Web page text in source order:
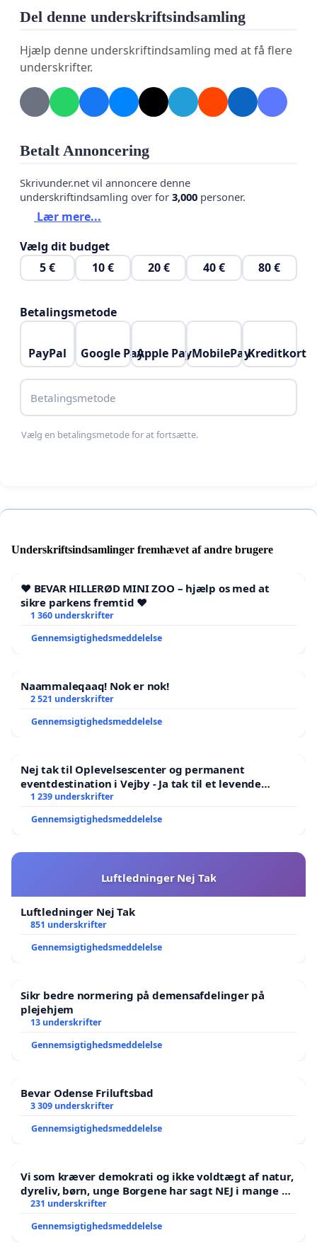
Del denne underskriftsindsamling
Hjælp denne underskriftindsamling med at få flere
underskrifter.
Betalt Annoncering
Skrivunder.net vil annoncere denne
underskriftindsamling over for 3,000 personer.
Lær mere...
Vælg dit budget
5 €
10 € 20 € 40 € 80 €
Betalingsmetode
PayPal Google PayApple PayMobilePayKreditkort
Betalingsmetode
Vælg en betalingsmetode for at fortsætte.
Underskriftsindsamlinger fremhævet af andre brugere
❤️ BEVAR HILLERØD MINI ZOO – hjælp os med at
sikre parkens fremtid ❤️
1 360 underskrifter
Gennemsigtighedsmeddelelse
Naammaleqaaq! Nok er nok!
2 521 underskrifter
Gennemsigtighedsmeddelelse
Nej tak til Oplevelsescenter og permanent
eventdestination i Vejby - Ja tak til et levende
lokalområde i balance
1 239 underskrifter
Gennemsigtighedsmeddelelse
Luftledninger Nej Tak
Luftledninger Nej Tak
851 underskrifter
Gennemsigtighedsmeddelelse
Sikr bedre normering på demensafdelinger på
plejehjem
13 underskrifter
Gennemsigtighedsmeddelelse
Bevar Odense Friluftsbad
3 309 underskrifter
Gennemsigtighedsmeddelelse
Vi som kræver demokrati og ikke voldtægt af natur,
dyreliv, børn, unge Borgene har sagt NEJ i mange år.
Der er
231 underskrifter
Gennemsigtighedsmeddelelse